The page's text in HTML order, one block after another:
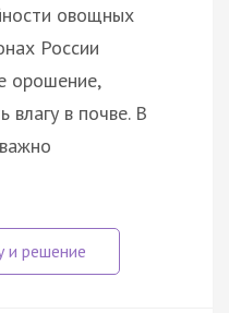
овощных
России
орошение,
влагу в почве. В